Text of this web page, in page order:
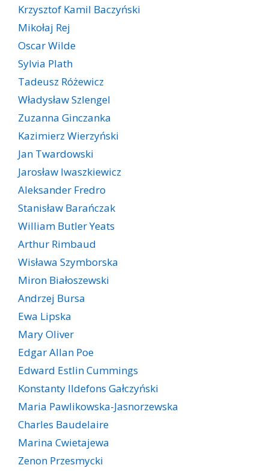
Krzysztof Kamil Baczyński
Mikołaj Rej
Oscar Wilde
Sylvia Plath
Tadeusz Różewicz
Władysław Szlengel
Zuzanna Ginczanka
Kazimierz Wierzyński
Jan Twardowski
Jarosław Iwaszkiewicz
Aleksander Fredro
Stanisław Barańczak
William Butler Yeats
Arthur Rimbaud
Wisława Szymborska
Miron Białoszewski
Andrzej Bursa
Ewa Lipska
Mary Oliver
Edgar Allan Poe
Edward Estlin Cummings
Konstanty Ildefons Gałczyński
Maria Pawlikowska-Jasnorzewska
Charles Baudelaire
Marina Cwietajewa
Zenon Przesmycki